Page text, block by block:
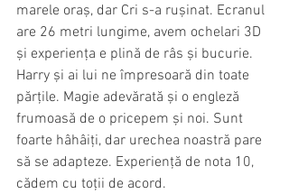
marele oraș, dar Cri s-a rușinat. Ecranul
are 26 metri lungime, avem ochelari 3D
și experiența e plină de râs și bucurie.
Harry și ai lui ne împresoară din toate
părțile. Magie adevărată și o engleză
frumoasă de o pricepem și noi. Sunt
foarte hâhâiți, dar urechea noastră pare
să se adapteze. Experiență de nota 10,
cădem cu toții de acord.